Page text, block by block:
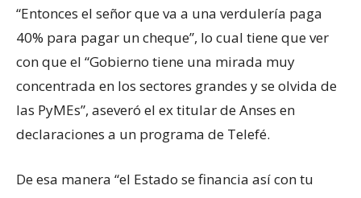
“Entonces el señor que va a una verdulería paga
40% para pagar un cheque”, lo cual tiene que ver
con que el “Gobierno tiene una mirada muy
concentrada en los sectores grandes y se olvida de
las PyMEs”, aseveró el ex titular de Anses en
declaraciones a un programa de Telefé.
De esa manera “el Estado se financia así con tu